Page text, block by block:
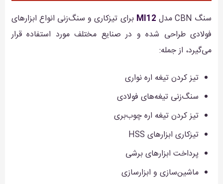
سنگ CBN مدل MI12 برای تیزکاری و سنگ‌زنی انواع ابزارهای
فولادی طراحی شده و در صنایع مختلف مورد استفاده قرار
می‌گیرد، از جمله:
تیز کردن تیغه اره نواری
سنگ‌زنی تیغه‌های فولادی
تیز کردن تیغه اره چوب‌بری
تیزکاری ابزارهای HSS
پرداخت ابزارهای برشی
ماشین‌سازی و ابزارسازی